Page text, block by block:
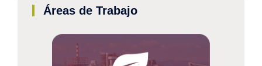
Áreas de Trabajo